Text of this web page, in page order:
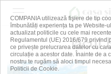
lacul
COMPANIA utilizează fişiere de tip
îmbunătăți experiența ta pe Website-
actualizat politicile cu cele mai
Regulamentul (UE) 2016/679 privind
ce privește prelucrarea datelor cu
circulație a acestor date. Înainte de a
nostru te rugăm să aloci timpul
Politicii de Cookie.